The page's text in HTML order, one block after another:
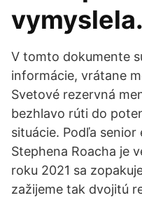
vymyslela.
V tomto dokumente
informácie, vrátane
Svetové rezervná
bezhlavo rúti do
situácie. Podľa
Stephena Roacha je
roku 2021 sa
zažijeme tak dvojitú